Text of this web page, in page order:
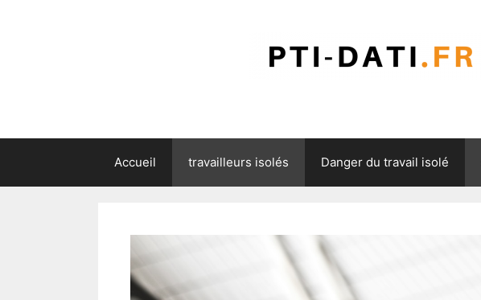
Accueil travailleurs isolés Danger du travail isolé